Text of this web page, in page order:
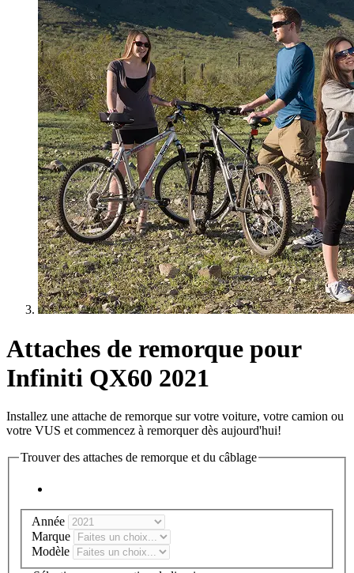
Attaches de remorque pour
Infiniti QX60 2021
Installez une attache de remorque sur votre voiture, votre camion ou
votre VUS et commencez à remorquer dès aujourd'hui!
Trouver des attaches de remorque et du câblage
Année
Marque
Modèle